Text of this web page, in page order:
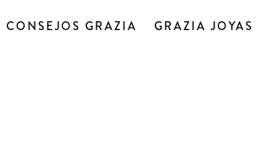
CONSEJOS GRAZIA GRAZIA JOYAS